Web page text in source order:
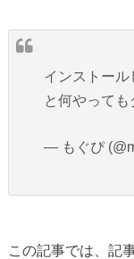
インストー
と何やって
— もぐぴ
この記事では、記